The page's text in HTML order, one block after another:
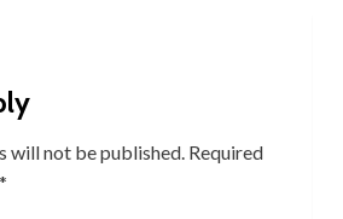
will not be published. Required
*